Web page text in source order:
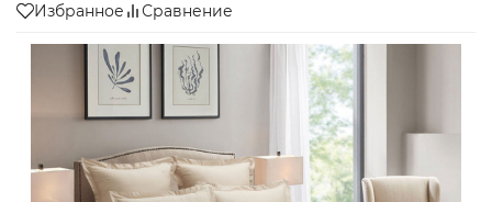
Избранное Сравнение